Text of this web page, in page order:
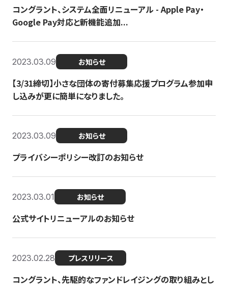
コングラント、システム全面リニューアル - Apple Pay・
Google Pay対応と新機能追加...
2023.03.09 お知らせ
【3/31締切】小さな団体の寄付募集応援プログラム参加申
し込みが更に簡単になりました。
2023.03.09 お知らせ
プライバシーポリシー改訂のお知らせ
2023.03.01 お知らせ
公式サイトリニューアルのお知らせ
2023.02.28 プレスリリース
コングラント、先駆的なファンドレイジングの取り組みとし